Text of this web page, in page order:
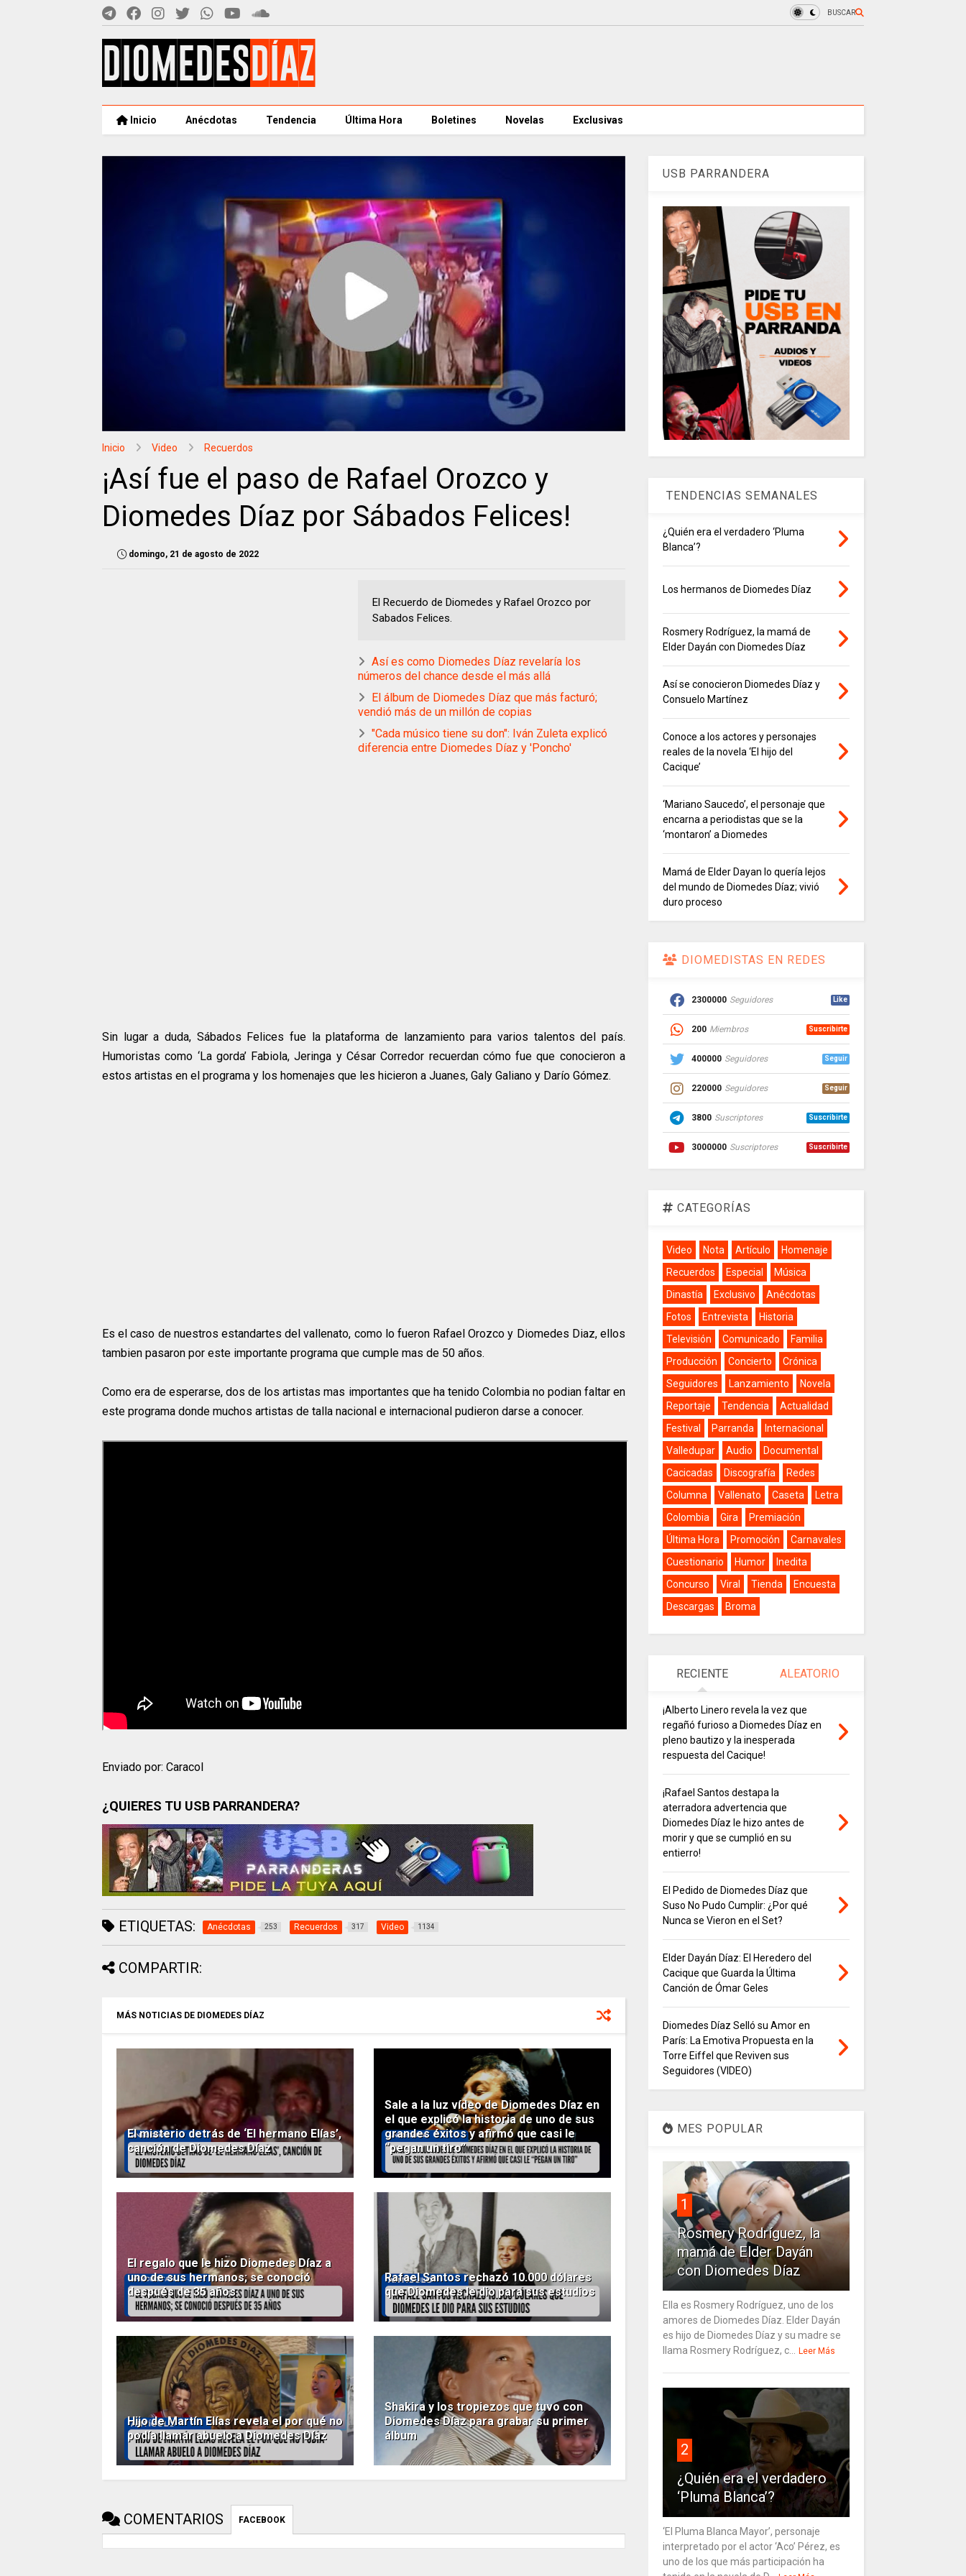
BUSCAR
Inicio Anécdotas Tendencia Última Hora Boletines Novelas Exclusivas
Inicio Video Recuerdos
¡Así fue el paso de Rafael Orozco y
Diomedes Díaz por Sábados Felices!
domingo, 21 de agosto de 2022
El Recuerdo de Diomedes y Rafael Orozco por
Sabados Felices.
Así es como Diomedes Díaz revelaría los
números del chance desde el más allá
El álbum de Diomedes Díaz que más facturó;
vendió más de un millón de copias
"Cada músico tiene su don": Iván Zuleta explicó
diferencia entre Diomedes Díaz y 'Poncho'
Sin lugar a duda, Sábados Felices fue la plataforma de lanzamiento para varios talentos del país.
Humoristas como ‘La gorda’ Fabiola, Jeringa y César Corredor recuerdan cómo fue que conocieron a
estos artistas en el programa y los homenajes que les hicieron a Juanes, Galy Galiano y Darío Gómez.
Es el caso de nuestros estandartes del vallenato, como lo fueron Rafael Orozco y Diomedes Diaz, ellos
tambien pasaron por este importante programa que cumple mas de 50 años.
Como era de esperarse, dos de los artistas mas importantes que ha tenido Colombia no podian faltar en
este programa donde muchos artistas de talla nacional e internacional pudieron darse a conocer.
Enviado por: Caracol
¿QUIERES TU USB PARRANDERA?
ETIQUETAS: Anécdotas 253 Recuerdos 317 Video 1134
COMPARTIR:
MÁS NOTICIAS DE DIOMEDES DÍAZ
El misterio detrás de ‘El hermano Elías’,
canción de Diomedes Díaz
Sale a la luz vídeo de Diomedes Díaz en
el que explicó la historia de uno de sus
grandes éxitos y afirmó que casi le
“pegan un tiro”
El regalo que le hizo Diomedes Díaz a
uno de sus hermanos; se conoció
después de 35 años
Rafael Santos rechazó 10.000 dólares
que Diomedes le dio para sus estudios
Hijo de Martín Elías revela el por qué no
podía llamar abuelo a Diomedes Díaz
Shakira y los tropiezos que tuvo con
Diomedes Díaz para grabar su primer
álbum
COMENTARIOS FACEBOOK
USB PARRANDERA
TENDENCIAS SEMANALES
¿Quién era el verdadero ‘Pluma
Blanca’?
Los hermanos de Diomedes Díaz
Rosmery Rodríguez, la mamá de
Elder Dayán con Diomedes Díaz
Así se conocieron Diomedes Díaz y
Consuelo Martínez
Conoce a los actores y personajes
reales de la novela ‘El hijo del
Cacique’
‘Mariano Saucedo’, el personaje que
encarna a periodistas que se la
‘montaron’ a Diomedes
Mamá de Elder Dayan lo quería lejos
del mundo de Diomedes Díaz; vivió
duro proceso
DIOMEDISTAS EN REDES
2300000 Seguidores Like
200 Miembros Suscribirte
400000 Seguidores Seguir
220000 Seguidores Seguir
3800 Suscriptores Suscribirte
3000000 Suscriptores Suscribirte
CATEGORÍAS
Video Nota Artículo
Homenaje
Recuerdos
Especial
Música
Dinastía
Exclusivo
Anécdotas
Fotos
Entrevista
Historia
Televisión
Comunicado
Familia
Producción
Concierto
Crónica
Seguidores
Lanzamiento
Novela
Reportaje
Tendencia
Actualidad
Festival
Parranda
Internacional
Valledupar
Audio
Documental
Cacicadas
Discografía
Redes
Columna
Vallenato Caseta
Letra
Colombia
Gira
Premiación
Última Hora
Promoción
Carnavales
Cuestionario
Humor
Inedita
Concurso
Viral Tienda
Encuesta
Descargas
Broma
RECIENTE ALEATORIO
¡Alberto Linero revela la vez que
regañó furioso a Diomedes Díaz en
pleno bautizo y la inesperada
respuesta del Cacique!
¡Rafael Santos destapa la
aterradora advertencia que
Diomedes Díaz le hizo antes de
morir y que se cumplió en su
entierro!
El Pedido de Diomedes Díaz que
Suso No Pudo Cumplir: ¿Por qué
Nunca se Vieron en el Set?
Elder Dayán Díaz: El Heredero del
Cacique que Guarda la Última
Canción de Ómar Geles
Diomedes Díaz Selló su Amor en
París: La Emotiva Propuesta en la
Torre Eiffel que Reviven sus
Seguidores (VIDEO)
MES POPULAR
1
Rosmery Rodríguez, la
mamá de Elder Dayán
con Diomedes Díaz
Ella es Rosmery Rodríguez, uno de los
amores de Diomedes Díaz. Elder Dayán
es hijo de Diomedes Díaz y su madre se
llama Rosmery Rodríguez, c... Leer Más
2
¿Quién era el verdadero
‘Pluma Blanca’?
‘El Pluma Blanca Mayor’, personaje
interpretado por el actor ‘Aco’ Pérez, es
uno de los que más participación ha